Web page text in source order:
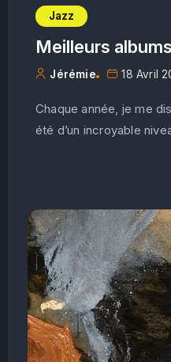
Jazz
Meilleurs
Jérémie 18 Avril
Chaque année, je me
été d’un incroyable